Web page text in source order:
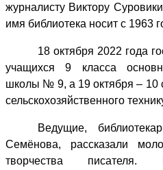
журналисту Виктору
имя библиотека носит с 1963
18 октября 2022 года
учащихся 9 класса
школы № 9, а 19 октября – 10
сельскохозяйственного
Ведущие,
Семёнова, рассказали
творчества писателя.